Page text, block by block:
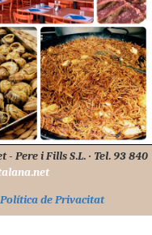
Pere i Fills S.L. · Tel. 93 840
Política de Privacitat